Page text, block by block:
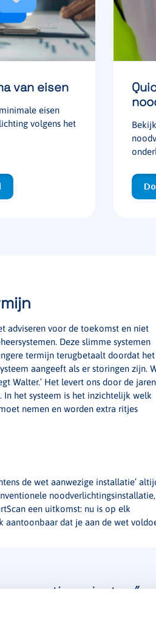
van eisen
eisen
volgens het
adviseren voor de toekomst en niet
Deze slimme systemen
termijn terugbetaalt doordat het
aangeeft als er storingen zijn.
Walter.’ Het levert ons door de jaren
het systeem is het inzichtelijk welk
nemen en worden extra ritjes
de wet aanwezige installatie’
noodverlichtingsinstallatie,
een uitkomst: nu is op elk
aantoonbaar dat je aan de wet
renovatieprojecten.”